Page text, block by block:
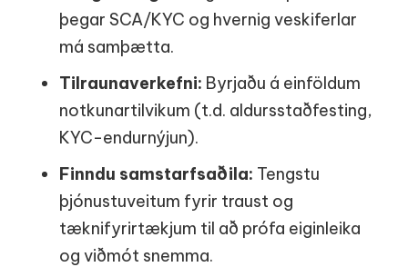
þegar SCA/KYC og hvernig veski­ferlar
má samþætta.
Tilraunaverkefni: Byrjaðu á einföldum
notkunartilvikum (t.d. aldursstaðfesting,
KYC-endurnýjun).
Finndu samstarfsaðila: Tengstu
þjónustuveitum fyrir traust og
tæknifyrirtækjum til að prófa eiginleika
og viðmót snemma.